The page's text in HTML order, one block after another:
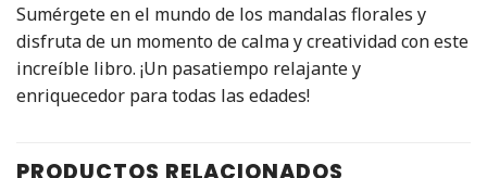
Sumérgete en el mundo de los mandalas florales y
disfruta de un momento de calma y creatividad con este
increíble libro. ¡Un pasatiempo relajante y
enriquecedor para todas las edades!
PRODUCTOS RELACIONADOS